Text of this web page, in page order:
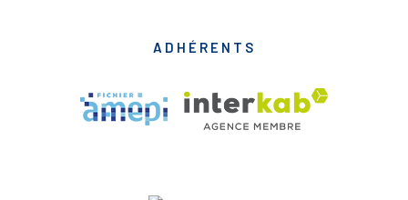
ADHÉRENTS